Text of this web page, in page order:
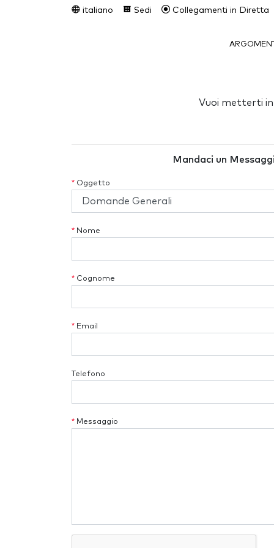
italiano Sedi Collegamenti in Diretta
Vuoi metterti
Mandaci un
* Oggetto
* Nome
* Cognome
* Email
Telefono
* Messaggio